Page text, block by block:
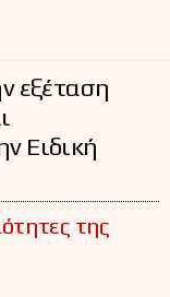
εξέταση
Ειδική
της